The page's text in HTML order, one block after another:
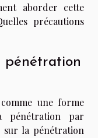
aborder cette
précautions
pénétration
une forme
pénétration par
sur la pénétration